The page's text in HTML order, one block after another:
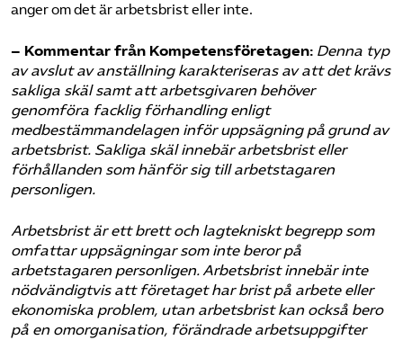
anger om det är arbetsbrist eller inte.
– Kommentar från Kompetensföretagen: Denna typ
av avslut av anställning karakteriseras av att det krävs
sakliga skäl samt att arbetsgivaren behöver
genomföra facklig förhandling enligt
medbestämmandelagen inför uppsägning på grund av
arbetsbrist. Sakliga skäl innebär arbetsbrist eller
förhållanden som hänför sig till arbetstagaren
personligen.
Arbetsbrist är ett brett och lagtekniskt begrepp som
omfattar uppsägningar som inte beror på
arbetstagaren personligen. Arbetsbrist innebär inte
nödvändigtvis att företaget har brist på arbete eller
ekonomiska problem, utan arbetsbrist kan också bero
på en omorganisation, förändrade arbetsuppgifter